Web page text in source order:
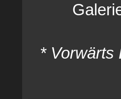
* Vorwärts